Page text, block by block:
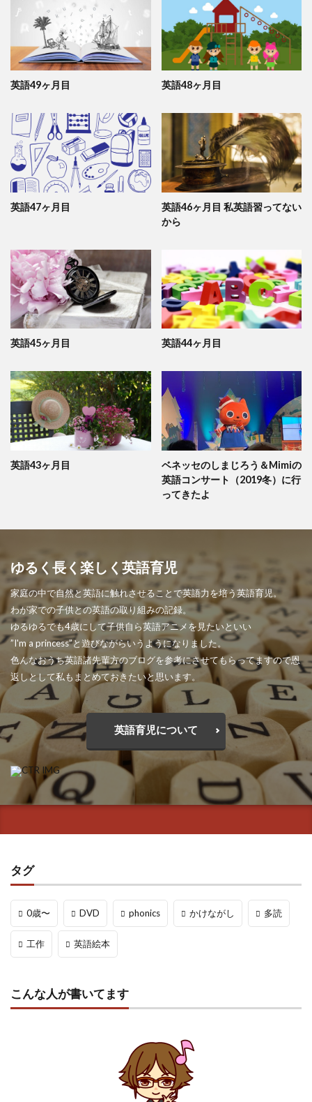
英語49ヶ月目 英語48ヶ月目
英語47ヶ月目
英語46ヶ月目 私英語習ってない
から
英語45ヶ月目 英語44ヶ月目
英語43ヶ月目
ベネッセのしまじろう＆Mimiの
英語コンサート（2019冬）に行
ってきたよ
ゆるく長く楽しく英語育児
家庭の中で自然と英語に触れさせることで英語力を培う英語育児。
わが家での子供との英語の取り組みの記録。
ゆるゆるでも4歳にして子供自ら英語アニメを見たいといい
”I'm a princess”と遊びながらいうようになりました。
色んなおうち英語諸先輩方のブログを参考にさせてもらってますので恩
返しとして私もまとめておきたいと思います。
英語育児について
タグ
0歳〜 DVD phonics かけながし 多読
工作 英語絵本
こんな人が書いてます